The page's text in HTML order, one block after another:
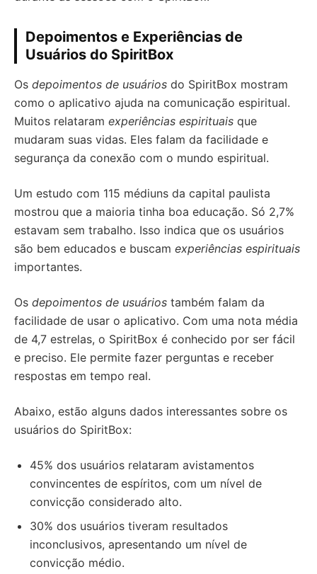
Depoimentos e Experiências de
Usuários do SpiritBox
Os depoimentos de usuários do SpiritBox mostram
como o aplicativo ajuda na comunicação espiritual.
Muitos relataram experiências espirituais que
mudaram suas vidas. Eles falam da facilidade e
segurança da conexão com o mundo espiritual.
Um estudo com 115 médiuns da capital paulista
mostrou que a maioria tinha boa educação. Só 2,7%
estavam sem trabalho. Isso indica que os usuários
são bem educados e buscam experiências espirituais
importantes.
Os depoimentos de usuários também falam da
facilidade de usar o aplicativo. Com uma nota média
de 4,7 estrelas, o SpiritBox é conhecido por ser fácil
e preciso. Ele permite fazer perguntas e receber
respostas em tempo real.
Abaixo, estão alguns dados interessantes sobre os
usuários do SpiritBox:
45% dos usuários relataram avistamentos
convincentes de espíritos, com um nível de
convicção considerado alto.
30% dos usuários tiveram resultados
inconclusivos, apresentando um nível de
convicção médio.